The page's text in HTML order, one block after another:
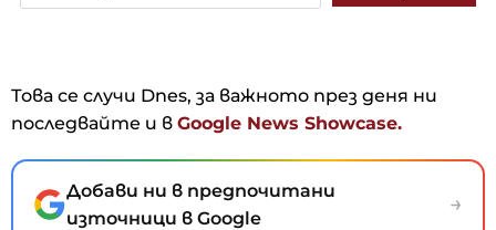
Това се случи Dnes, за важното през деня ни
последвайте и в Google News Showcase.
Добави ни в предпочитани
източници в Google
→